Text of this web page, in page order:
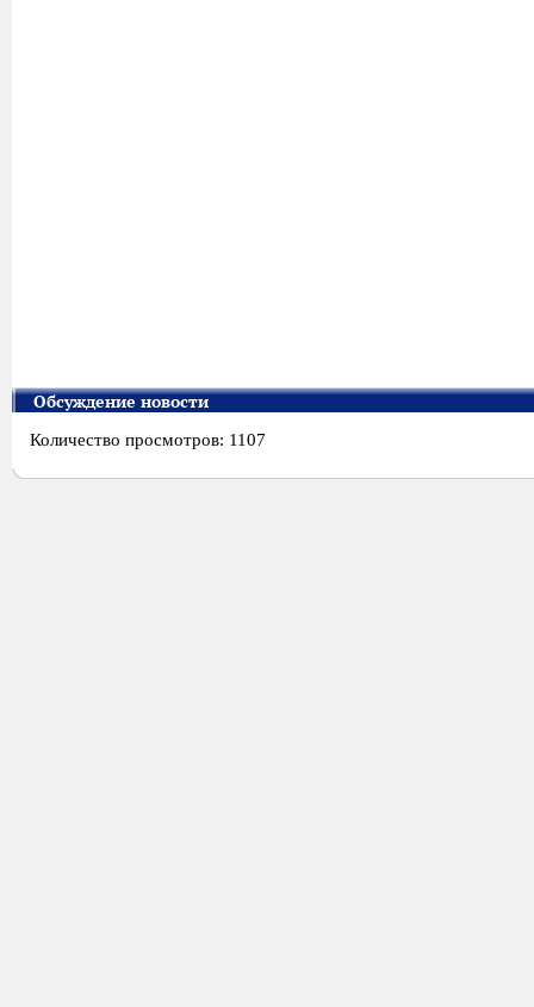
Обсуждение новости
Количество просмотров: 1107